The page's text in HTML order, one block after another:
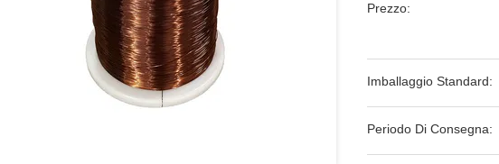
Prezzo:
Imballaggio Standard:
Periodo Di Consegna: